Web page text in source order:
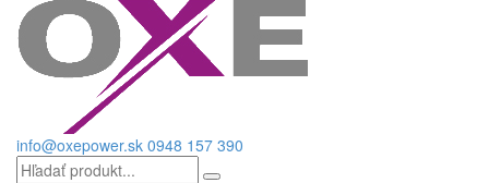
info@oxepower.sk 0948 157 390